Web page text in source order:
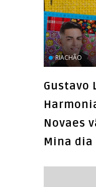
RIACHÃO
Gustavo
Novaes
Mina dia